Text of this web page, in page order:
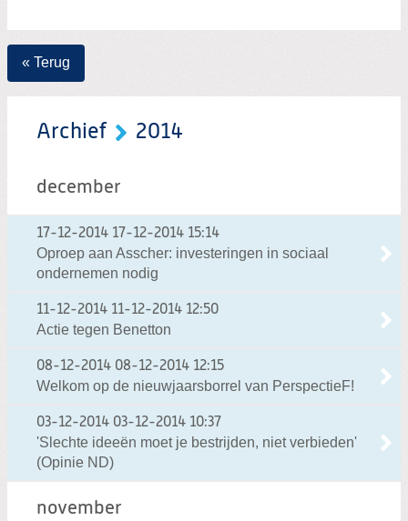
« Terug
Archief 2014
december
17-12-2014 17-12-2014 15:14
Oproep aan Asscher: investeringen in sociaal
ondernemen nodig
11-12-2014 11-12-2014 12:50
Actie tegen Benetton
08-12-2014 08-12-2014 12:15
Welkom op de nieuwjaarsborrel van PerspectieF!
03-12-2014 03-12-2014 10:37
'Slechte ideeën moet je bestrijden, niet verbieden'
(Opinie ND)
november